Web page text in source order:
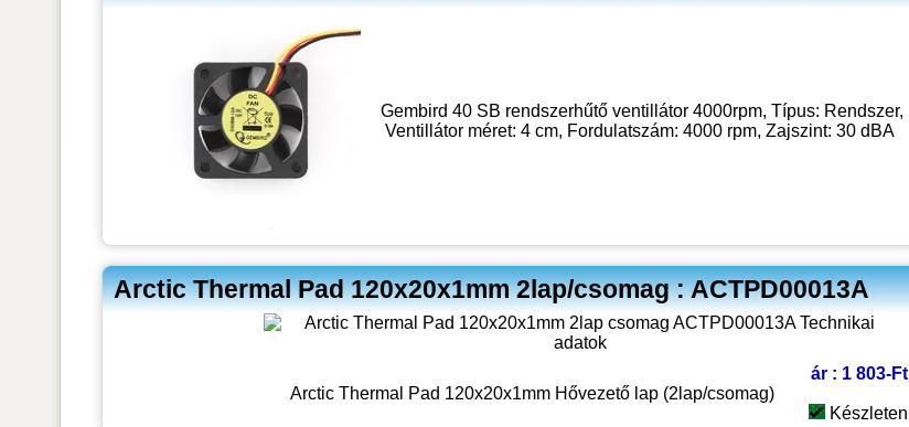
Gembird 40 SB rendszerhűtő ventillátor 4000rpm, Típus: Rendszer,
Ventillátor méret: 4 cm, Fordulatszám: 4000 rpm, Zajszint: 30 dBA
Arctic Thermal Pad 120x20x1mm 2lap/csomag : ACTPD00013A
Arctic Thermal Pad 120x20x1mm Hővezető lap (2lap/csomag)
ár : 1 803-Ft
Készleten